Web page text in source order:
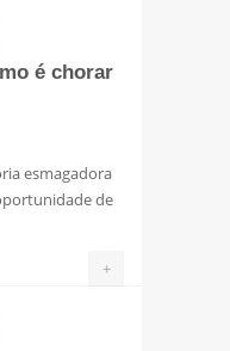
é chorar
esmagadora
de
+